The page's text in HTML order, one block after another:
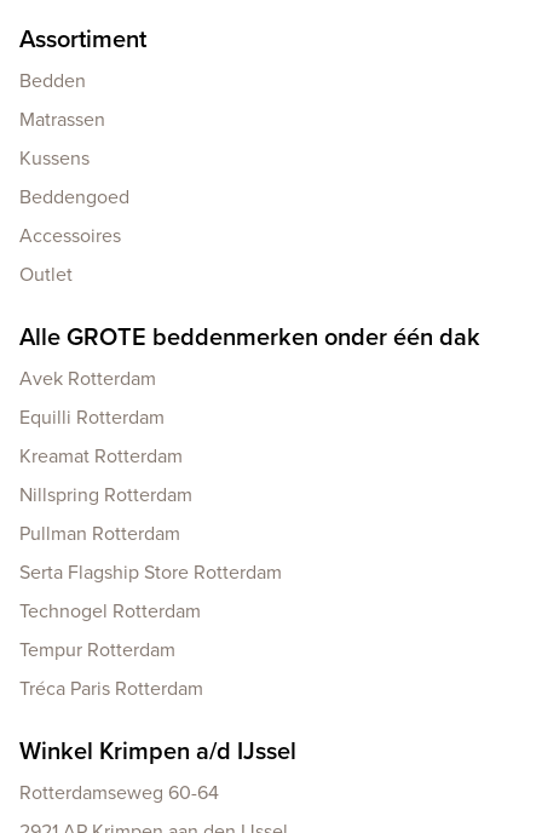
Assortiment
Bedden
Matrassen
Kussens
Beddengoed
Accessoires
Outlet
Alle GROTE beddenmerken onder één dak
Avek Rotterdam
Equilli Rotterdam
Kreamat Rotterdam
Nillspring Rotterdam
Pullman Rotterdam
Serta Flagship Store Rotterdam
Technogel Rotterdam
Tempur Rotterdam
Tréca Paris Rotterdam
Winkel Krimpen a/d IJssel
Rotterdamseweg 60-64